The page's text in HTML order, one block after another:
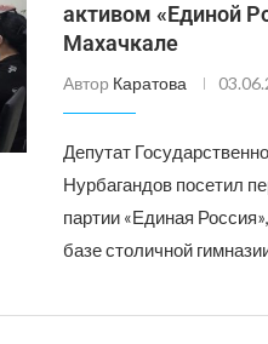
активом «Единой
Махачкале
Автор Каратова
Депутат
Нурбагандов посетил
партии «Единая
базе столичной